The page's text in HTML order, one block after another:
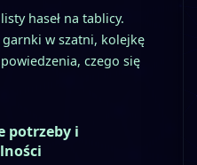
haseł na tablicy.
garnki w szatni, kolejkę
czego się
potrzeby i